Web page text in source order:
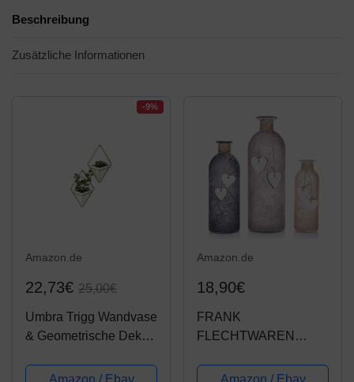
Beschreibung
Zusätzliche Informationen
-9%
Amazon.de
22,73€ 25,00€
Umbra Trigg Wandvase
& Geometrische Deko
Zimmerpflanzen,
Amazon / Ebay
Amazon.de
18,90€
FRANK
FLECHTWAREN
im 3er Set
Amazon / Ebay